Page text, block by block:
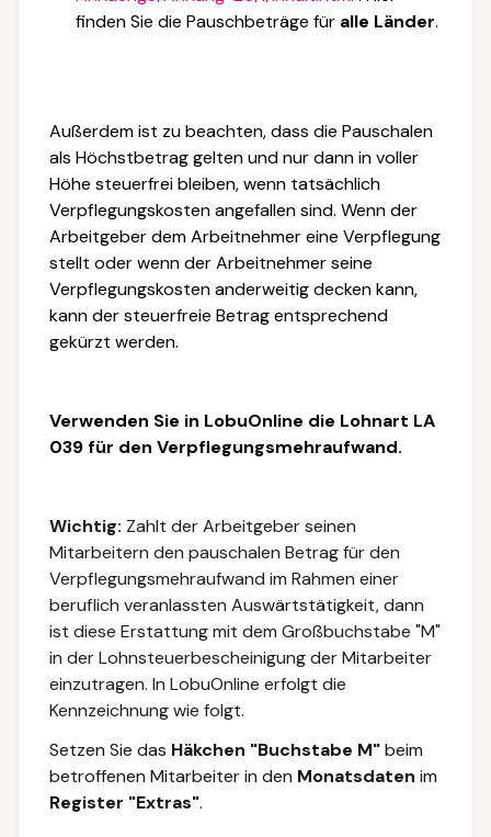
finden Sie die Pauschbeträge für alle Länder.
Außerdem ist zu beachten, dass die Pauschalen
als Höchstbetrag gelten und nur dann in voller
Höhe steuerfrei bleiben, wenn tatsächlich
Verpflegungskosten angefallen sind. Wenn der
Arbeitgeber dem Arbeitnehmer eine Verpflegung
stellt oder wenn der Arbeitnehmer seine
Verpflegungskosten anderweitig decken kann,
kann der steuerfreie Betrag entsprechend
gekürzt werden.
Verwenden Sie in LobuOnline die Lohnart LA
039 für den Verpflegungsmehraufwand.
Wichtig: Zahlt der Arbeitgeber seinen
Mitarbeitern den pauschalen Betrag für den
Verpflegungsmehraufwand im Rahmen einer
beruflich veranlassten Auswärtstätigkeit, dann
ist diese Erstattung mit dem Großbuchstabe "M"
in der Lohnsteuerbescheinigung der Mitarbeiter
einzutragen. In LobuOnline erfolgt die
Kennzeichnung wie folgt.
Setzen Sie das Häkchen "Buchstabe M"beim
betroffenen Mitarbeiter in den Monatsdaten im
Register "Extras".